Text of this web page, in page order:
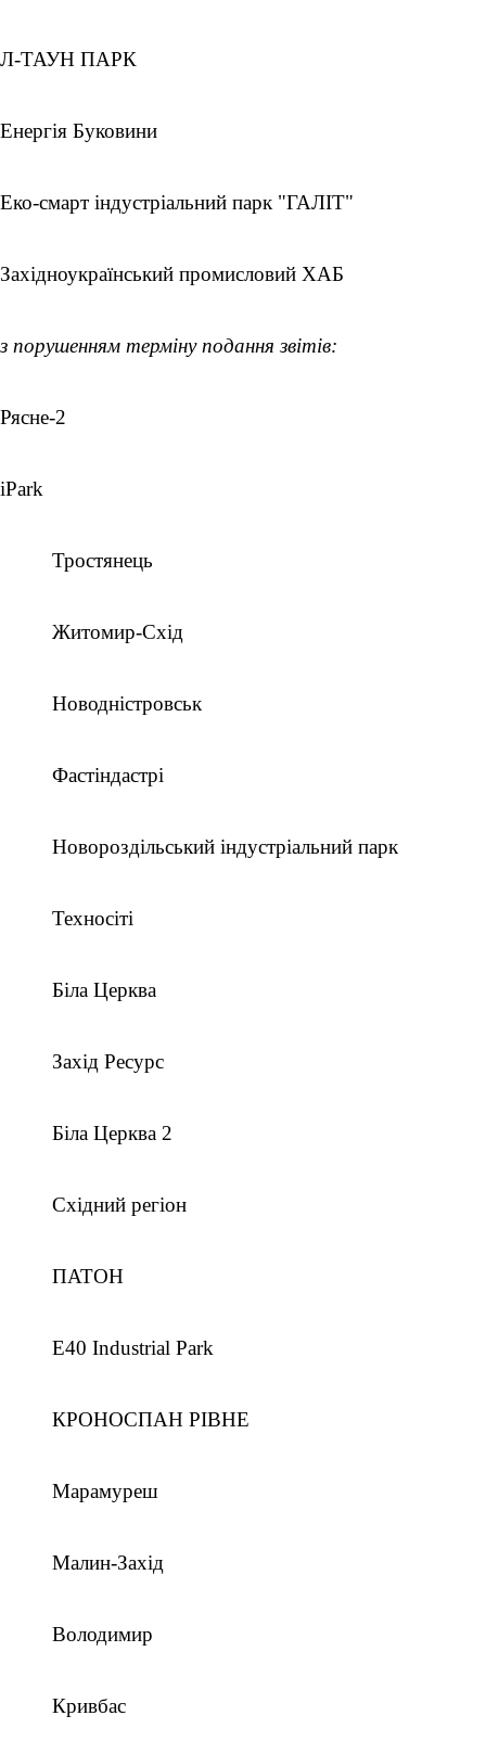
Л-ТАУН ПАРК
Енергія Буковини
Еко-смарт індустріальний парк "ГАЛІТ"
Західноукраїнський промисловий ХАБ
з порушенням терміну подання звітів:
Рясне-2
iPark
Тростянець
Житомир-Схід
Новодністровськ
Фастіндастрі
Новороздільський індустріальний парк
Техносіті
Біла Церква
Захід Ресурс
Біла Церква 2
Східний регіон
ПАТОН
E40 Industrial Park
КРОНОСПАН РІВНЕ
Марамуреш
Малин-Захід
Володимир
Кривбас